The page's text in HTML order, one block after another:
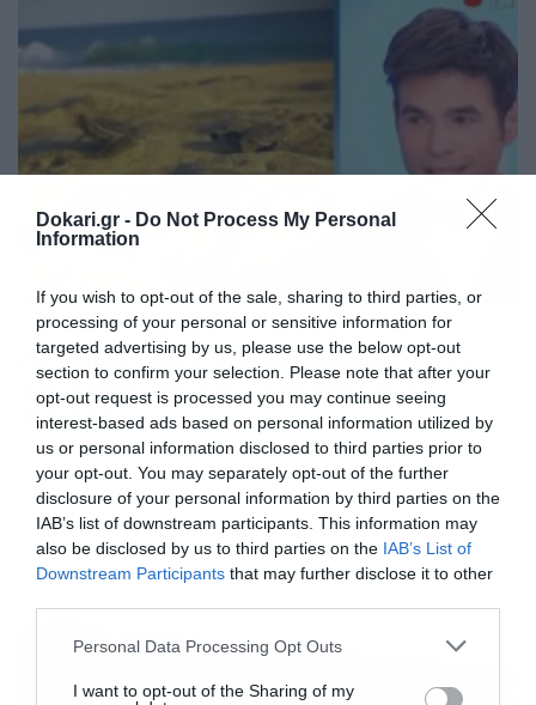
Dokari.gr - Do Not Process My Personal
Information
If you wish to opt-out of the sale, sharing to third parties, or
processing of your personal or sensitive information for
targeted advertising by us, please use the below opt-out
section to confirm your selection. Please note that after your
opt-out request is processed you may continue seeing
interest-based ads based on personal information utilized by
us or personal information disclosed to third parties prior to
your opt-out. You may separately opt-out of the further
disclosure of your personal information by third parties on the
IAB’s list of downstream participants. This information may
also be disclosed by us to third parties on the IAB’s List of
Downstream Participants that may further disclose it to other
Please note that this website/app uses one or more Google
not limited to your visit or usage behaviour. You may click to
Personal Data Processing Opt Outs
I want to opt-out of the Sharing of my
09/07/2017 09:09
Οι αποκαλύψεις του Φουρθιώτη για το
Survival και το μυθικό έπαθλο των
250.000 ευρώ (video)
Τι είπε ο Μένιος Φουρθιώτης για το Survival Secrets
που έρχεται στην τηλεόραση του Ε και θα κάνει
πλουσιότερο τον νικητή του κατά… 250.000 ευρώ;
Πρόκειται, πράγματι, για το πιο μεγάλο έπαθλο που θα
δοθεί σε ελληνικό ριάλιτι, με τον Μένιο Φουρθιώτη να
ρίχνει και τις… σπόντες του προς την πλευρά του ΣΚΑΪ